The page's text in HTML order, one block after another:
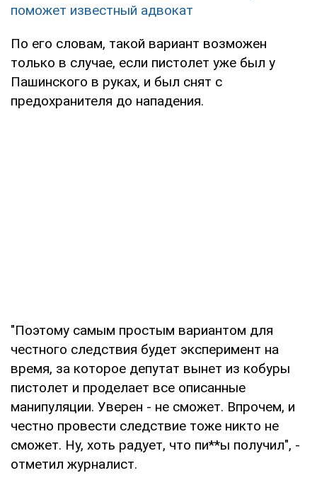
поможет известный адвокат
По его словам, такой вариант возможен
только в случае, если пистолет уже был у
Пашинского в руках, и был снят с
предохранителя до нападения.
"Поэтому самым простым вариантом для
честного следствия будет эксперимент на
время, за которое депутат вынет из кобуры
пистолет и проделает все описанные
манипуляции. Уверен - не сможет. Впрочем, и
честно провести следствие тоже никто не
сможет. Ну, хоть радует, что пи**ы получил", -
отметил журналист.